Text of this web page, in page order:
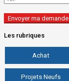
Les rubriques
Achat
Projets Neufs